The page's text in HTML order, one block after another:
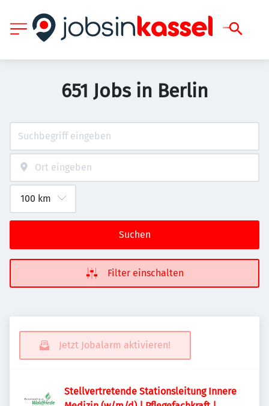
651 Jobs in Berlin
Suchen
Filter einschalten
Jetzt Jobalarm aktivieren!
Stellvertretende Stationsleitung Innere